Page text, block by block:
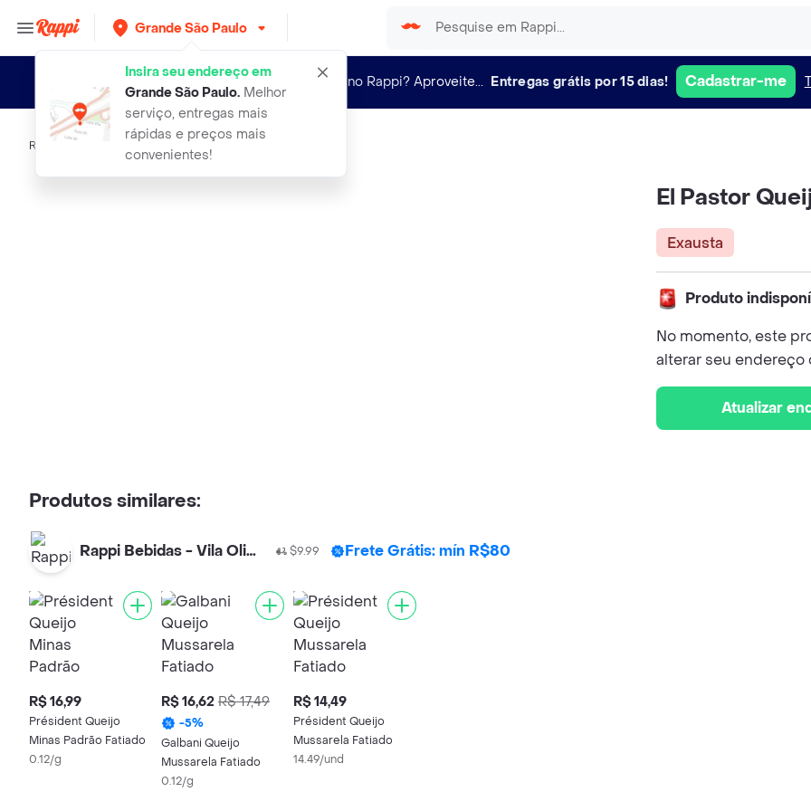
Grande São Paulo
Insira seu endereço em
Grande São Paulo.Melhor
serviço, entregas mais
rápidas e preços mais
convenientes!
Novo no Rappi? Aproveite... Entregas grátis por 15 dias! Cadastrar-me
Rappi el pastor queijo de cabra espanhol
El Pastor
Exausta
Produto
No momento, este
alterar seu
Atualizar
Produtos similares:
Rappi Bebidas - Vila Olimpia $9.99 Frete Grátis: mín R$80
R$ 16,99
Président Queijo
Minas Padrão Fatiado
0.12/g
R$ 16,62 R$ 17,49
-5%
Galbani Queijo
Mussarela Fatiado
0.12/g
R$ 14,49
Président Queijo
Mussarela Fatiado
14.49/und